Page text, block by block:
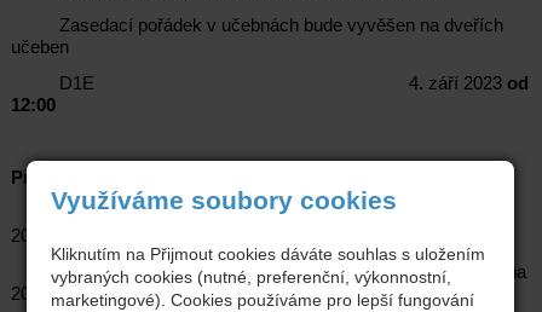
Zasedací pořádek v učebnách bude vyvěšen na dveřích
učeben
D1E 4. září 2023od
12:00
Praktická závěrečná zkouška
A3M, A3K, E3L 5. – 9. června
2023
D1E 27. – 29. června
2023
Využíváme soubory cookies
Kliknutím na Přijmout cookies dáváte souhlas s uložením
vybraných cookies (nutné, preferenční, výkonnostní,
marketingové). Cookies používáme pro lepší fungování